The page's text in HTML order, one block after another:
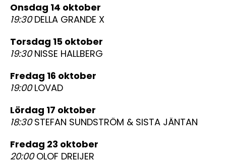
onsdag 14 oktober
19:30DELLA GRANDE X
torsdag 15 oktober
19:30NISSE HALLBERG
fredag 16 oktober
19:00LOVAD
lördag 17 oktober
18:30STEFAN SUNDSTRÖM & SISTA JÄNTAN
fredag 23 oktober
20:00OLOF DREIJER